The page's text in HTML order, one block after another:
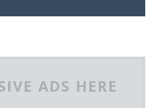
ADS HERE